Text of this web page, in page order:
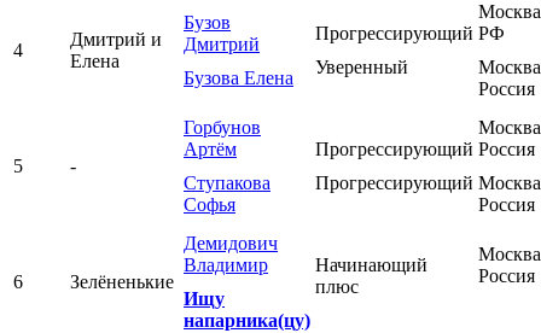
4
Дмитрий и
Елена
Бузов
Дмитрий
Бузова Елена
Прогрессирующий
Уверенный
РФ
Россия
5 -
Горбунов
Артём
Ступакова
Софья
Прогрессирующий
Прогрессирующий
Россия
Россия
6 Зелёненькие
Демидович
Владимир
Ищу
напарника(цу)
Начинающий
плюс
Россия